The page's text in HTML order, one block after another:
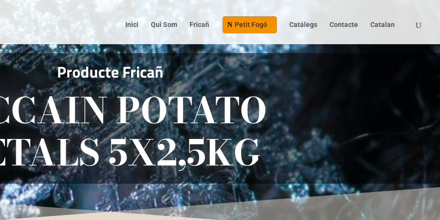
Inici Qui Som Fricañ Petit Fogó Catálegs Contacte Catalan
Producte Fricañ
POTATO
5X2,5KG